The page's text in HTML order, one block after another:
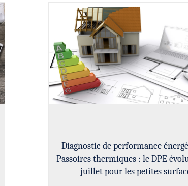
Diagnostic de performance
Passoires thermiques : le DPE
juillet pour les petites